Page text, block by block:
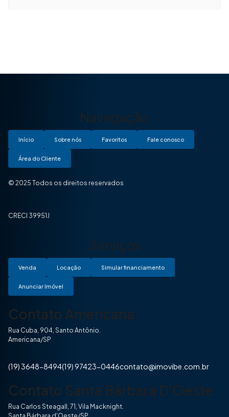
Navegação
Início Sobre nós Favoritos Fale conosco
Área do Cliente
© 2025 Todos os direitos reservados
CRECI 39951J
Serviços
Venda Locação Simular financiamento
Anunciar Imóvel
Contato Americana
Rua Cuba, 904, Santo Antônio.
Americana/SP
(19) 3648-8494(19) 97423-0446contato@imovibe.com.br
Contato Santa Bárbara D'Oeste
Rua Carlos Steagall, 71, Vila Macknight.